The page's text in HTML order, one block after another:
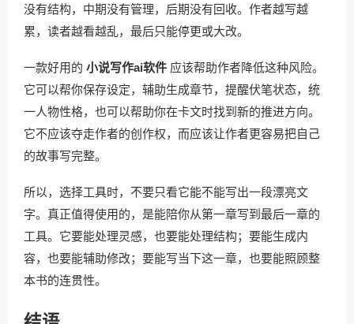
没有结构，中期没有管理，后期没有回收。作者越写越
累，读者越看越乱，最后只能停更或大改。
一款好用的 小说写作ai软件 应该帮助作者降低这种风险。
它可以帮你保存设定，辅助生成章节，提醒伏笔状态，统
一人物性格，也可以帮助你在卡文时找到新的推进方向。
它不应该夺走作者的创作权，而应该让作者更容易把自己
的故事写完整。
所以，选择工具时，不要只看它能不能写出一段漂亮文
字。真正值得使用的，是能陪你从第一章写到最后一章的
工具。它要能处理灵感，也要能处理结构；要能生成内
容，也要能辅助修改；要能写当下这一章，也要能照顾整
本书的连贯性。